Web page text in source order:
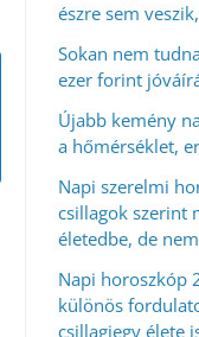
észre sem
Sokan nem
ezer forint
Újabb kemény
a hőmérséklet,
Napi szerelmi
csillagok szerint
életedbe, de
Napi horoszkóp
különös
csillagjegy élete